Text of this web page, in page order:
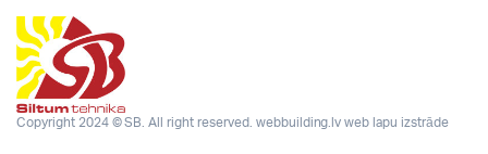
Copyright 2024 © SB. All right reserved. webbuilding.lvweb lapu izstrāde